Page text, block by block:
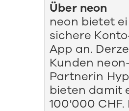
Über neon
neon bietet
sichere
App an.
Kunden
Partnerin
bieten damit
100'000